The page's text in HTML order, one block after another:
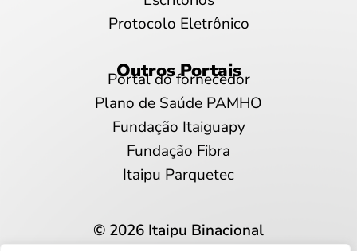
Protocolo Eletrônico
Outros Portais
Portal do fornecedor
Plano de Saúde PAMHO
Fundação Itaiguapy
Fundação Fibra
Itaipu Parquetec
© 2026 Itaipu Binacional